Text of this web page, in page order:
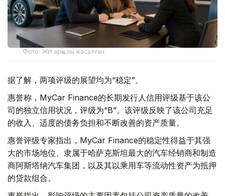
Фото: ЖИ арқылы жасалған
据了解，两项评级的展望均为“稳定”。
惠誉称，MyCar Finance的长期发行人信用评级基于该公
司的独立信用状况，评级为“B”。该评级反映了该公司充足
的收入、适度的债务负担和不断改善的资产质量。
惠誉评级专家指出，MyCar Finance的稳定性得益于其强
大的市场地位、隶属于哈萨克斯坦最大的汽车经销商和制造
商阿斯塔纳汽车集团，以及其以乘用车等流动性资产为抵押
的贷款组合。